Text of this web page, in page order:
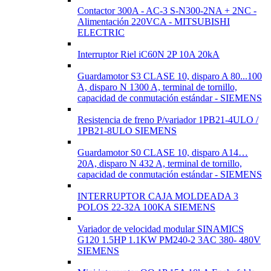
Contactor 300A - AC-3 S-N300-2NA + 2NC -
Alimentación 220VCA - MITSUBISHI
ELECTRIC
Interruptor Riel iC60N 2P 10A 20kA
Guardamotor S3 CLASE 10, disparo A 80...100
A, disparo N 1300 A, terminal de tornillo,
capacidad de conmutación estándar - SIEMENS
Resistencia de freno P/variador 1PB21-4ULO /
1PB21-8ULO SIEMENS
Guardamotor S0 CLASE 10, disparo A14…
20A, disparo N 432 A, terminal de tornillo,
capacidad de conmutación estándar - SIEMENS
INTERRUPTOR CAJA MOLDEADA 3
POLOS 22-32A 100KA SIEMENS
Variador de velocidad modular SINAMICS
G120 1.5HP 1.1KW PM240-2 3AC 380- 480V
SIEMENS